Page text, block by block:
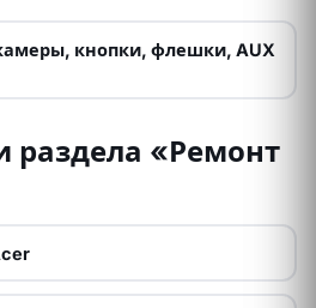
кнопки, флешки, AUX
раздела «Ремонт